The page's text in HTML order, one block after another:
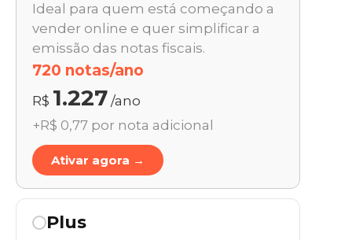
Ideal para quem está começando a
vender online e quer simplificar a
emissão das notas fiscais.
720 notas/ano
R$ 1.227 /ano
+R$ 0,77 por nota adicional
Ativar agora →
Plus